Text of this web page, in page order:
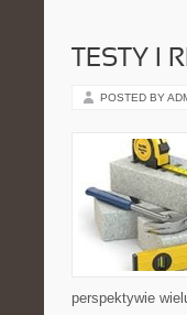
TESTY I
POSTED BY
perspektywie